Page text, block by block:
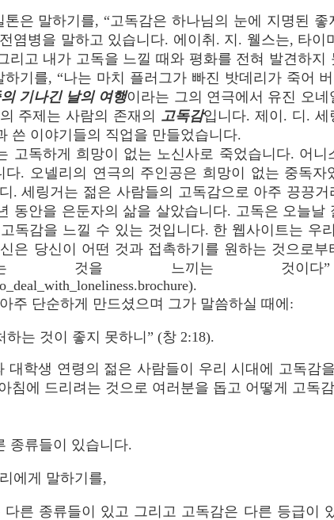
은 말하기를, “고독감은 하나님의 눈에 지명된
염병을 말하고 있습니다. 에이취. 지. 웰스는, 타
리고 내가 고독을 느낄 때와 평화를 전혀 발견하
하기를, “나는 마치 플러그가 빠진 밧데리가 죽어
기나긴 날의 여행이라는 그의 연극에서 유진 오
주제는 사람의 존재의 고독감입니다. 제이. 디.
쓴 이야기들의 직업을 만들었습니다.
고독하게 희망이 없는 노신사로 죽었습니다. 어
다. 오넬리의 연극의 주인공은 희망이 없는 중독
. 세링거는 젊은 사람들의 고독감으로 아주 끙끙
동안을 은둔자의 삶을 살았습니다. 고독은 오늘
독감을 느낄 수 있는 것입니다. 한 웹사이트는 우
은 당신이 어떤 것과 접촉하기를 원하는 것으로
것을 느끼는 것이다”
주 단순하게 만드셨으며 그가 말씀하실 때에:
하는 것이 좋지 못하니” (창 2:18).
대학생 연령의 젊은 사람들이 우리 시대에 고독감
침에 드리려는 것으로 여러분을 돕고 어떻게 고독
종류들이 있습니다.
에게 말하기를,
다른 종류들이 있고 그리고 고독감은 다른 등급이